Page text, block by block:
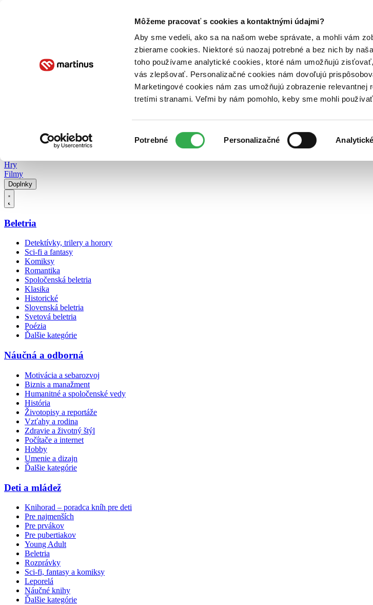
Môžeme pracovať s cookies a kontaktnými údajmi?
Aby sme vedeli, ako sa na našom webe správate, a mohli vám
zbierame cookies. Niektoré sú naozaj potrebné a bez nich by
toho používame analytické cookies, ktoré nám umožňujú
vás zlepšovať. Personalizačné cookies nám dovoľujú
Marketingové cookies nám zas umožňujú zobrazenie relevantnej
tretími stranami. Veľmi by nám pomohlo, keby sme mohli
súhlasu
Potrebné Personalizačné Analytické
Poukážky Kontakt
Hry
Filmy
Doplnky
Beletria
Detektívky, trilery a horory
Sci-fi a fantasy
Komiksy
Romantika
Spoločenská beletria
Klasika
Historické
Slovenská beletria
Svetová beletria
Poézia
Ďalšie kategórie
Náučná a odborná
Motivácia a sebarozvoj
Biznis a manažment
Humanitné a spoločenské vedy
História
Životopisy a reportáže
Vzťahy a rodina
Zdravie a životný štýl
Počítače a internet
Hobby
Umenie a dizajn
Ďalšie kategórie
Deti a mládež
Knihorad – poradca kníh pre deti
Pre najmenších
Pre prvákov
Pre pubertiakov
Young Adult
Beletria
Rozprávky
Sci-fi, fantasy a komiksy
Leporelá
Náučné knihy
Ďalšie kategórie